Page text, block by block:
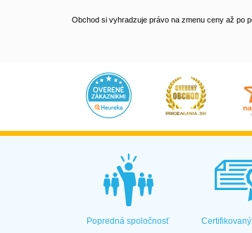
Obchod si vyhradzuje právo na zmenu ceny až po
Popredná spoločnosť